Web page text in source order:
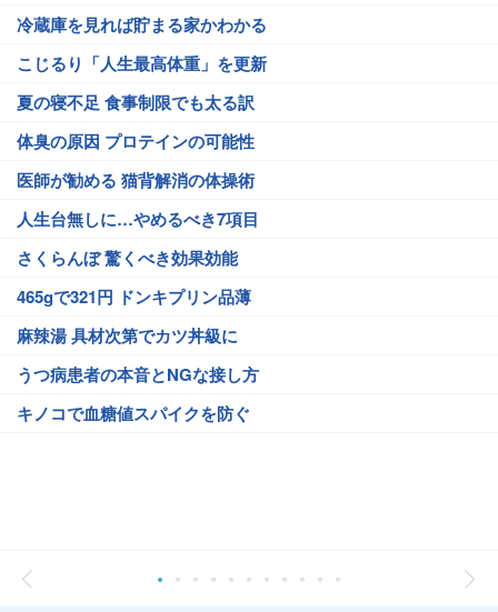
冷蔵庫を見れば貯まる家かわかる
こじるり「人生最高体重」を更新
夏の寝不足 食事制限でも太る訳
体臭の原因 プロテインの可能性
医師が勧める 猫背解消の体操術
人生台無しに…やめるべき7項目
さくらんぼ 驚くべき効果効能
465gで321円 ドンキプリン品薄
麻辣湯 具材次第でカツ丼級に
うつ病患者の本音とNGな接し方
キノコで血糖値スパイクを防ぐ